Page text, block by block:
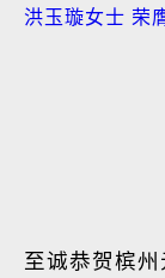
至诚恭贺槟